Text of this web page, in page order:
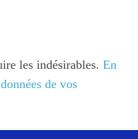
les indésirables.En
de vos